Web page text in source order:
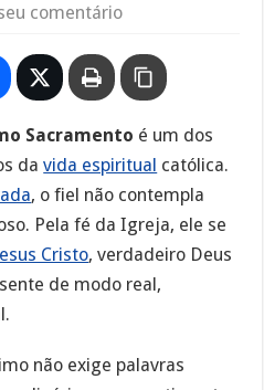
comentário
Sacramento é um dos
davida espiritual católica.
, o fiel não contempla
Pela fé da Igreja, ele se
Cristo, verdadeiro Deus
de modo real,
não exige palavras